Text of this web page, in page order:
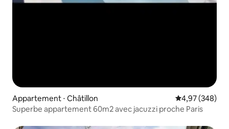
Appartement ⋅ Châtillon Évaluation
4,97 (348)
Superbe appartement 60m2 avec jacuzzi proche Paris